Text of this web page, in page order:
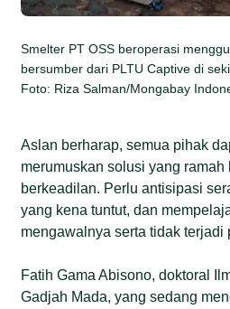
Smelter PT OSS beroperasi
bersumber dari PLTU Captive di
Foto: Riza Salman/Mongabay
Aslan berharap, semua pihak
merumuskan solusi yang ramah
berkeadilan. Perlu antisipasi
yang kena tuntut, dan
mengawalnya serta tidak terjadi
Fatih Gama Abisono, doktoral
Gadjah Mada, yang sedang